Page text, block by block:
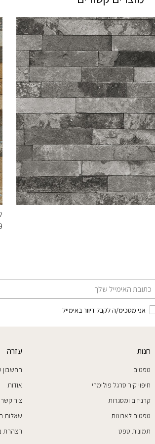
אני מסכימ/ה לקבל דיוור באימייל
חנות
טפטים
חיפוי קיר סרגל פולימרי
קרניזים ומסגרות
טפטים לארונות
תמונות טפט
עזרה
החשבון
אודות
צור קשר
שאלות
הצהרת